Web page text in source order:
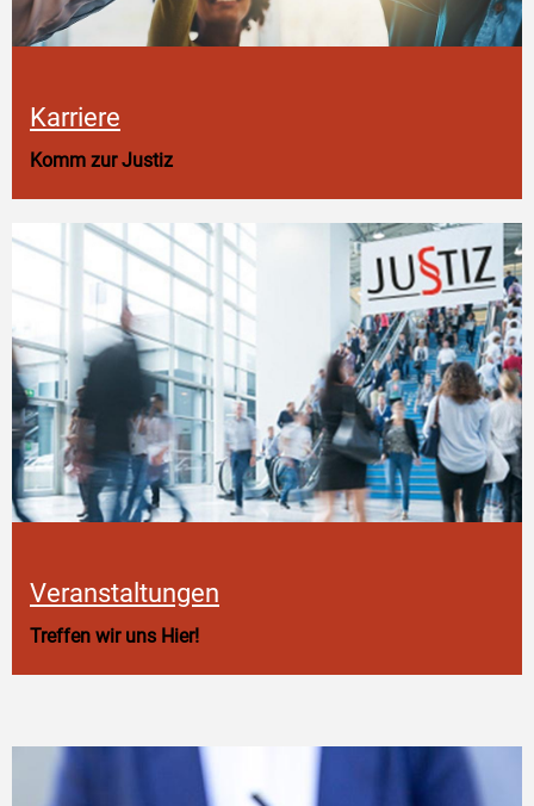
Karriere
Komm zur Justiz
Veranstaltungen
Treffen wir uns Hier!